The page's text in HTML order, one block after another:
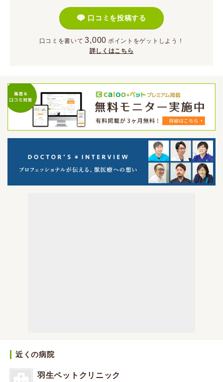
口コミを投稿する
口コミを書いて 3,000 ポイント をゲットしよう！
詳しくはこちら
近くの病院
羽生ペットクリニック